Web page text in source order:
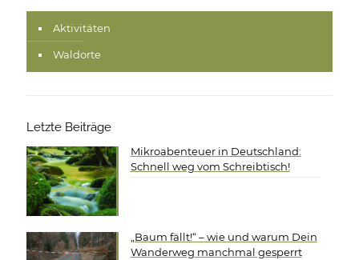
Aktivitäten
Waldorte
Letzte Beiträge
Mikroabenteuer in Deutschland:
Schnell weg vom Schreibtisch!
„Baum fällt!“ – wie und warum Dein
Wanderweg manchmal gesperrt